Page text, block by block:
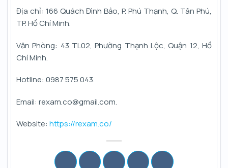
Địa chỉ: 166 Quách Đình Bảo, P. Phú Thạnh, Q. Tân Phú,
TP. Hồ Chí Minh.
Văn Phòng: 43 TL02, Phường Thạnh Lộc, Quận 12, Hồ
Chí Minh.
Hotline: 0987 575 043.
Email: rexam.co@gmail.com.
Website: https://rexam.co/